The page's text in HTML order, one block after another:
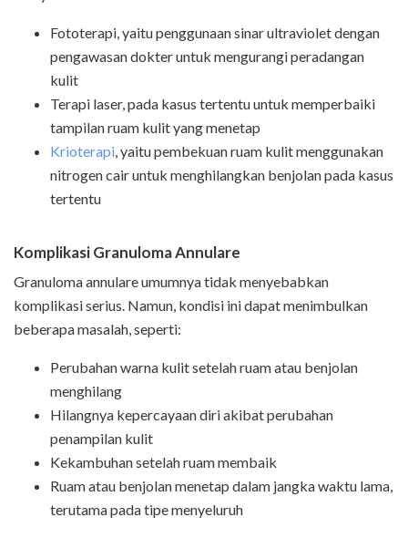
Fototerapi, yaitu penggunaan sinar ultraviolet dengan
pengawasan dokter untuk mengurangi peradangan
kulit
Terapi laser, pada kasus tertentu untuk memperbaiki
tampilan ruam kulit yang menetap
Krioterapi, yaitu pembekuan ruam kulit menggunakan
nitrogen cair untuk menghilangkan benjolan pada kasus
tertentu
Komplikasi Granuloma Annulare
Granuloma annulare umumnya tidak menyebabkan
komplikasi serius. Namun, kondisi ini dapat menimbulkan
beberapa masalah, seperti:
Perubahan warna kulit setelah ruam atau benjolan
menghilang
Hilangnya kepercayaan diri akibat perubahan
penampilan kulit
Kekambuhan setelah ruam membaik
Ruam atau benjolan menetap dalam jangka waktu lama,
terutama pada tipe menyeluruh